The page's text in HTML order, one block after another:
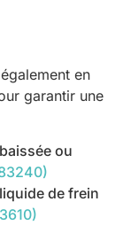
en
garantir une
ou
de frein